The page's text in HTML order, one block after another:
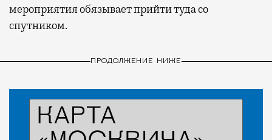
мероприятия обязывает прийти туда со
спутником.
ПРОДОЛЖЕНИЕ НИЖЕ